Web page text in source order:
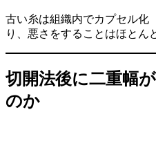
古い糸は組織内でカプセル化
り、悪さをすることはほとん
切開法後に二重幅
のか